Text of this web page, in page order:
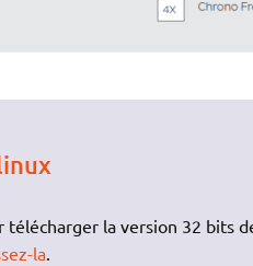
télécharger la version 32 bits
la.